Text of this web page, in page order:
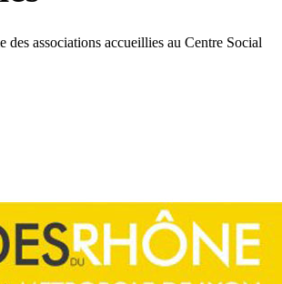
des associations accueillies au Centre Social